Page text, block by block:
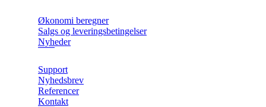
Økonomi beregner
Salgs og leveringsbetingelser
Nyheder
Support
Nyhedsbrev
Referencer
Kontakt